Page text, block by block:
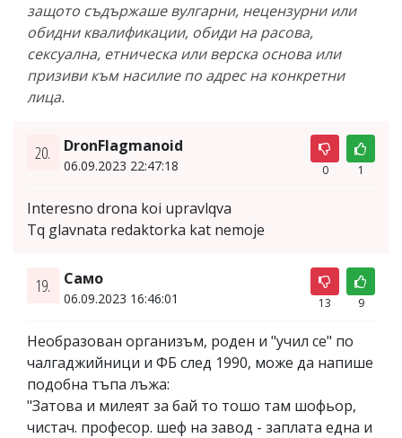
защото съдържаше вулгарни, нецензурни или
обидни квалификации, обиди на расова,
сексуална, етническа или верска основа или
призиви към насилие по адрес на конкретни
лица.
20. DronFlagmanoid
06.09.2023 22:47:18 0 1
Interesno drona koi upravlqva
Tq glavnata redaktorka kat nemoje
19. Само
06.09.2023 16:46:01 13 9
Необразован организъм, роден и "учил се" по
чалгаджийници и ФБ след 1990, може да напише
подобна тъпа лъжа:
"Затова и милеят за бай то тошо там шофьор,
чистач. професор. шеф на завод - заплата една и